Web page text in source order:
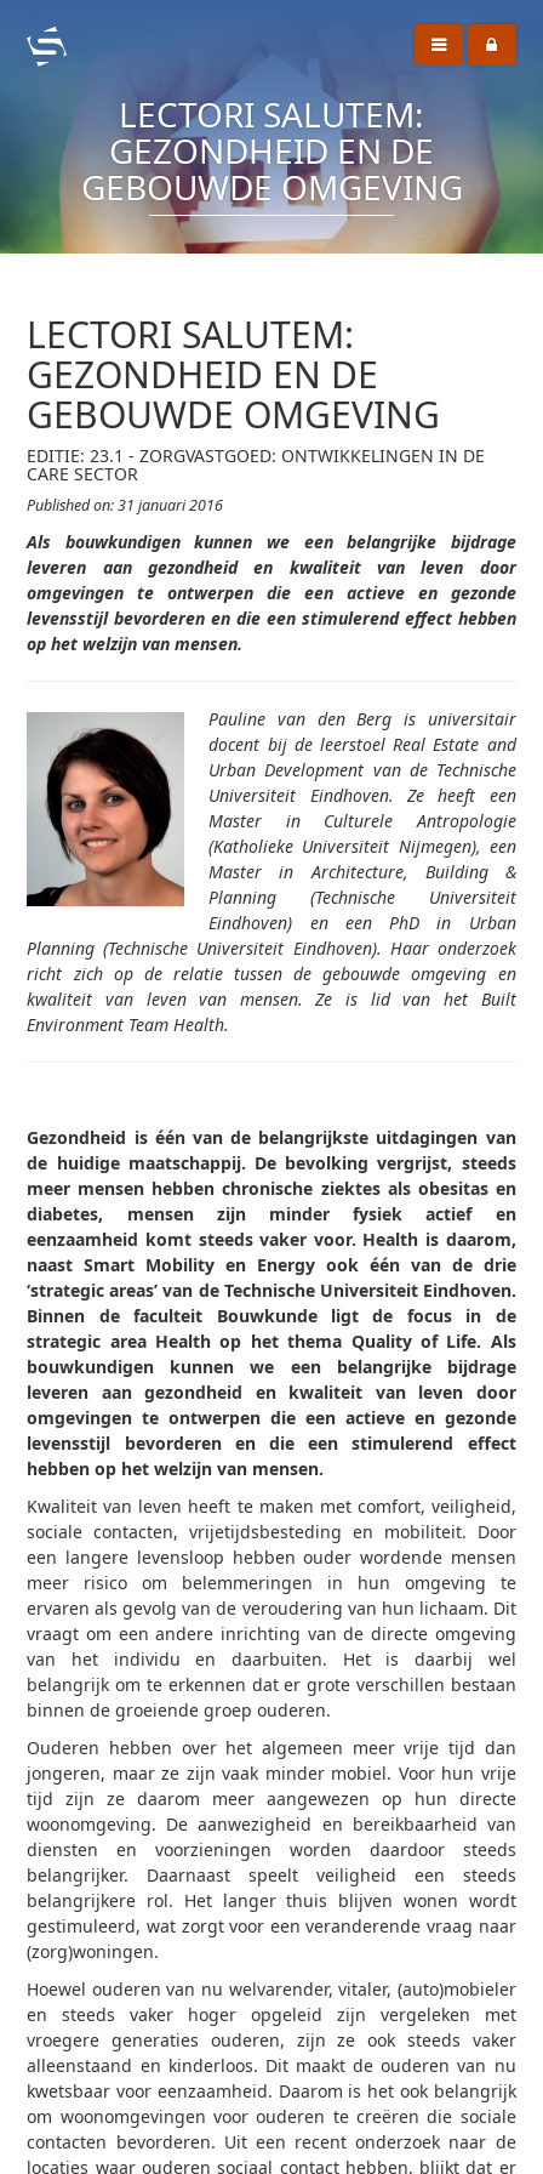
LECTORI SALUTEM:
GEZONDHEID EN DE
GEBOUWDE OMGEVING
LECTORI SALUTEM:
GEZONDHEID EN DE
GEBOUWDE OMGEVING
EDITIE: 23.1 - ZORGVASTGOED: ONTWIKKELINGEN IN DE
CARE SECTOR
Published on: 31 januari 2016
Als bouwkundigen kunnen we een belangrijke bijdrage
leveren aan gezondheid en kwaliteit van leven door
omgevingen te ontwerpen die een actieve en gezonde
levensstijl bevorderen en die een stimulerend effect hebben
op het welzijn van mensen.
Pauline van den Berg is universitair
docent bij de leerstoel Real Estate and
Urban Development van de Technische
Universiteit Eindhoven. Ze heeft een
Master in Culturele Antropologie
(Katholieke Universiteit Nijmegen), een
Master in Architecture, Building &
Planning (Technische Universiteit
Eindhoven) en een PhD in Urban
Planning (Technische Universiteit Eindhoven). Haar onderzoek
richt zich op de relatie tussen de gebouwde omgeving en
kwaliteit van leven van mensen. Ze is lid van het Built
Environment Team Health.
Gezondheid is één van de belangrijkste uitdagingen van
de huidige maatschappij. De bevolking vergrijst, steeds
meer mensen hebben chronische ziektes als obesitas en
diabetes, mensen zijn minder fysiek actief en
eenzaamheid komt steeds vaker voor. Health is daarom,
naast Smart Mobility en Energy ook één van de drie
‘strategic areas’ van de Technische Universiteit Eindhoven.
Binnen de faculteit Bouwkunde ligt de focus in de
strategic area Health op het thema Quality of Life. Als
bouwkundigen kunnen we een belangrijke bijdrage
leveren aan gezondheid en kwaliteit van leven door
omgevingen te ontwerpen die een actieve en gezonde
levensstijl bevorderen en die een stimulerend effect
hebben op het welzijn van mensen.
Kwaliteit van leven heeft te maken met comfort, veiligheid,
sociale contacten, vrijetijdsbesteding en mobiliteit. Door
een langere levensloop hebben ouder wordende mensen
meer risico om belemmeringen in hun omgeving te
ervaren als gevolg van de veroudering van hun lichaam. Dit
vraagt om een andere inrichting van de directe omgeving
van het individu en daarbuiten. Het is daarbij wel
belangrijk om te erkennen dat er grote verschillen bestaan
binnen de groeiende groep ouderen.
Ouderen hebben over het algemeen meer vrije tijd dan
jongeren, maar ze zijn vaak minder mobiel. Voor hun vrije
tijd zijn ze daarom meer aangewezen op hun directe
woonomgeving. De aanwezigheid en bereikbaarheid van
diensten en voorzieningen worden daardoor steeds
belangrijker. Daarnaast speelt veiligheid een steeds
belangrijkere rol. Het langer thuis blijven wonen wordt
gestimuleerd, wat zorgt voor een veranderende vraag naar
(zorg)woningen.
Hoewel ouderen van nu welvarender, vitaler, (auto)mobieler
en steeds vaker hoger opgeleid zijn vergeleken met
vroegere generaties ouderen, zijn ze ook steeds vaker
alleenstaand en kinderloos. Dit maakt de ouderen van nu
kwetsbaar voor eenzaamheid. Daarom is het ook belangrijk
om woonomgevingen voor ouderen te creëren die sociale
contacten bevorderen. Uit een recent onderzoek naar de
locaties waar ouderen sociaal contact hebben, blijkt dat er